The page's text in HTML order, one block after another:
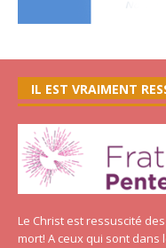
IL EST VRAIMENT
Le Christ est ressuscité
mort! A ceux qui sont